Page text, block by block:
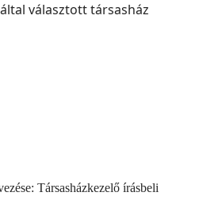
választott társasház
Társasházkezelő írásbeli